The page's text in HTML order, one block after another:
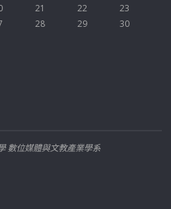
21 22
23
28 29
30
數位媒體與文教產業學系